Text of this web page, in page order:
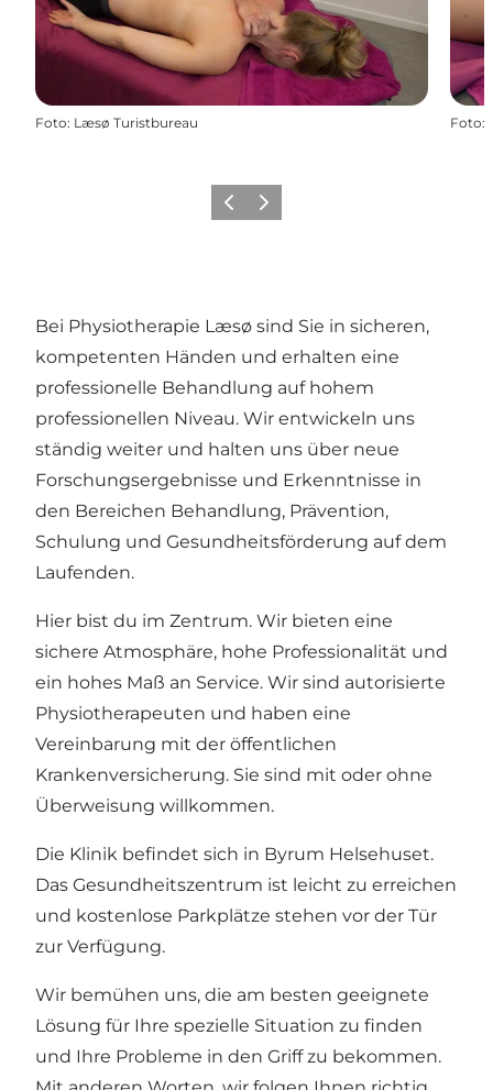
Foto: Læsø Turistbureau Foto:
Vorherige Folie
Nächste Folie
Bei Physiotherapie Læsø sind Sie in sicheren,
kompetenten Händen und erhalten eine
professionelle Behandlung auf hohem
professionellen Niveau. Wir entwickeln uns
ständig weiter und halten uns über neue
Forschungsergebnisse und Erkenntnisse in
den Bereichen Behandlung, Prävention,
Schulung und Gesundheitsförderung auf dem
Laufenden.
Hier bist du im Zentrum. Wir bieten eine
sichere Atmosphäre, hohe Professionalität und
ein hohes Maß an Service. Wir sind autorisierte
Physiotherapeuten und haben eine
Vereinbarung mit der öffentlichen
Krankenversicherung. Sie sind mit oder ohne
Überweisung willkommen.
Die Klinik befindet sich in Byrum Helsehuset.
Das Gesundheitszentrum ist leicht zu erreichen
und kostenlose Parkplätze stehen vor der Tür
zur Verfügung.
Wir bemühen uns, die am besten geeignete
Lösung für Ihre spezielle Situation zu finden
und Ihre Probleme in den Griff zu bekommen.